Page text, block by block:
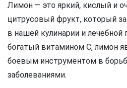
Лимон — это яркий, кислый и
цитрусовый фрукт, который
в нашей кулинарии и лечебной
богатый витамином С, лимон
боевым инструментом в
заболеваниями.